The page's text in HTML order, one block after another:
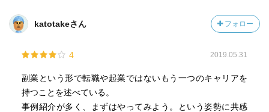
katotakeさん フォロー
4 2019.05.31
副業という形で転職や起業ではないもう一つのキャリアを
持つことを述べている。
事例紹介が多く、まずはやってみよう。という姿勢に共感